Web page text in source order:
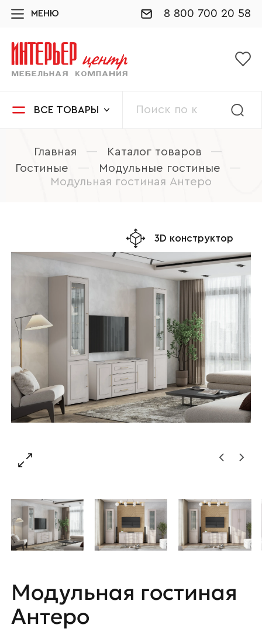
МЕНЮ 8 800 700 20 58
ВСЕ ТОВАРЫ
Главная — Каталог товаров
—
Гостиные
— Модульные гостиные
—
Модульная гостиная Антеро
3D конструктор
Модульная гостиная
Антеро